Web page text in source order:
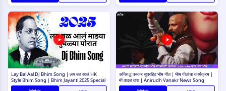
Lay Bal Aal DJ Bhim Song | लय बळ आलं HK
Style Bhim Song | Bhim Jayanti 2025 Special
अनिरुद्ध वनकर सुपरहिट भीम गीत | भीम गीतांचा कार्यक्रम |
मी वादळ वारा | Anirudh Vanakr News Song